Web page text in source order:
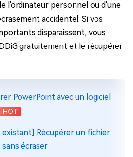
l'ordinateur personnel ou d'une
accidentel. Si vos
disparaissent, vous
gratuitement et le récupérer
PowerPoint avec un logiciel
HOT
existant] Récupérer un fichier
écraser